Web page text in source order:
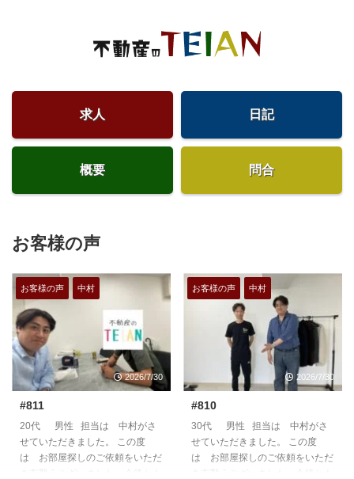
求人 日記
概要 問合
お客様の声
お客様の声 中村
2026/7/30
#811
20代 男性 担当は 中村がさ
せていただきました。 この度
は お部屋探しのご依頼をいただ
お客様の声 中村
2026/7/30
#810
30代 男性 担当は 中村がさ
せていただきました。 この度
は お部屋探しのご依頼をいただ